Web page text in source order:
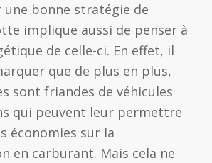
une bonne stratégie de
implique aussi de penser à
de celle-ci. En effet, il
que de plus en plus,
sont friandes de véhicules
qui peuvent leur permettre
économies sur la
en carburant. Mais cela ne